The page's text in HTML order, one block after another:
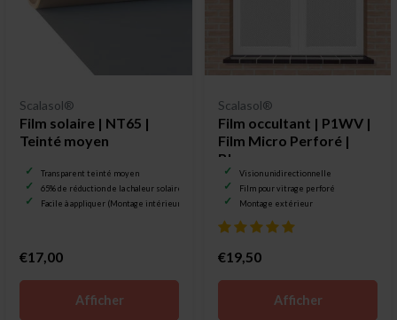
Scalasol®
Film solaire | NT65 |
Teinté moyen
Transparent teinté moyen
65% de réduction de la chaleur solaire
Facile à appliquer (Montage intérieur)
€17,00
Afficher
Scalasol®
Film occultant | P1WV |
Film Micro Perforé |
Blanc
Vision unidirectionnelle
Film pour vitrage perforé
Montage extérieur
€19,50
Afficher